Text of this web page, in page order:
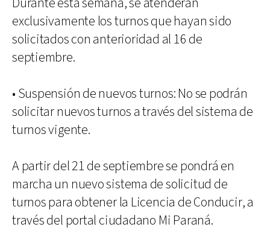
exclusivamente los turnos que hayan sido
solicitados con anterioridad al 16 de
septiembre.
• Suspensión de nuevos turnos: No se podrán
solicitar nuevos turnos a través del sistema de
turnos vigente.
A partir del 21 de septiembre se pondrá en
marcha un nuevo sistema de solicitud de
turnos para obtener la Licencia de Conducir, a
través del portal ciudadano Mi Paraná.